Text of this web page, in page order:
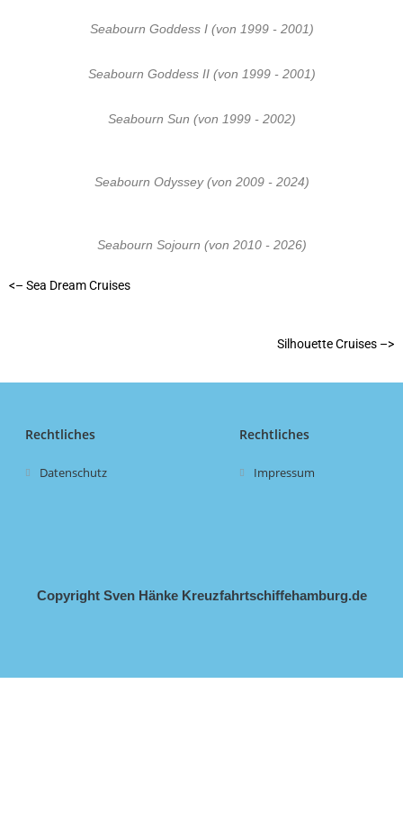
Seabourn Goddess I (von 1999 - 2001)
Seabourn Goddess II (von 1999 - 2001)
Seabourn Sun (von 1999 - 2002)
Seabourn Odyssey (von 2009 - 2024)
Seabourn Sojourn (von 2010 - 2026)
<– Sea Dream Cruises
Silhouette Cruises –>
Rechtliches
Datenschutz
Rechtliches
Impressum
Copyright Sven Hänke Kreuzfahrtschiffehamburg.de